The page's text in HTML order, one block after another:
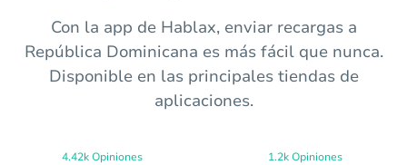
Con la app de Hablax, enviar recargas a
República Dominicana es más fácil que nunca.
Disponible en las principales tiendas de
aplicaciones.
4.42k Opiniones 1.2k Opiniones